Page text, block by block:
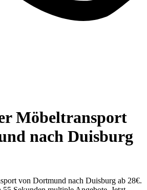
Möbeltransport
nach Duisburg
von Dortmund nach Duisburg ab 28€.